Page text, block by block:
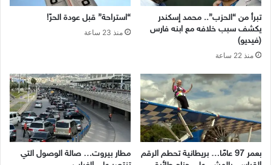
تبرأ من “الحزب”.. محمد إسكندر
يكشف سبب خلافه مع ابنه فارس
(فيديو)
منذ 22 ساعة
“استراحة” قبل عودة الحرّ!
منذ 23 ساعة
بعمر 97 عامًا… بريطانية تحطم الرقم
مطار بيروت… صالة الوصول التي